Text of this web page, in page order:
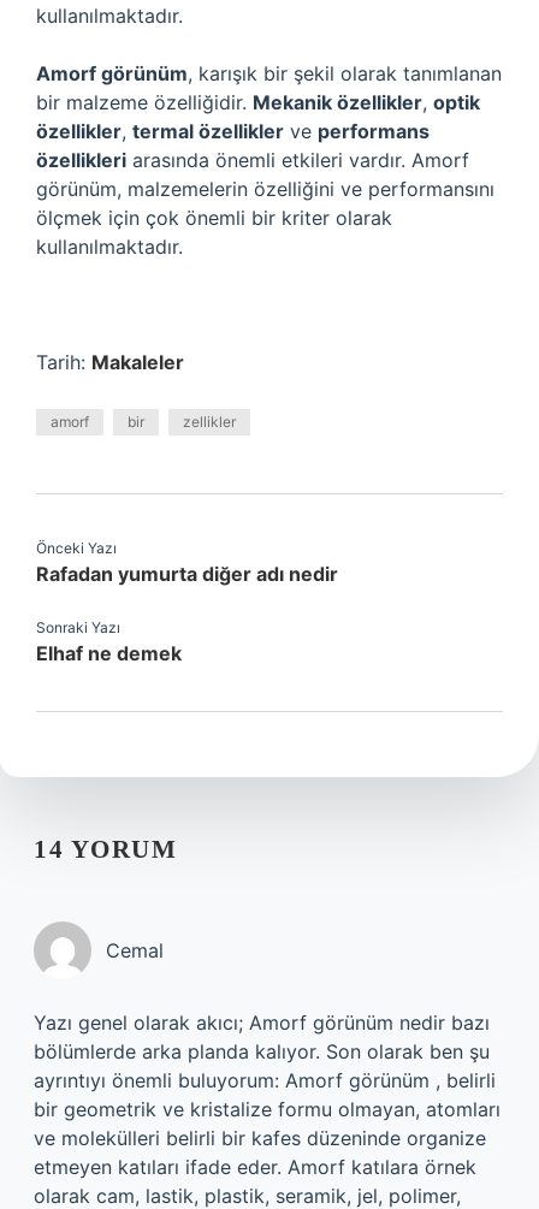
kullanılmaktadır.
Amorf görünüm, karışık bir şekil olarak tanımlanan
bir malzeme özelliğidir. Mekanik özellikler, optik
özellikler, termal özellikler ve performans
özellikleri arasında önemli etkileri vardır. Amorf
görünüm, malzemelerin özelliğini ve performansını
ölçmek için çok önemli bir kriter olarak
kullanılmaktadır.
Tarih: Makaleler
amorf bir zellikler
Önceki Yazı
Rafadan yumurta diğer adı nedir
Sonraki Yazı
Elhaf ne demek
14 YORUM
Cemal
Yazı genel olarak akıcı; Amorf görünüm nedir bazı
bölümlerde arka planda kalıyor. Son olarak ben şu
ayrıntıyı önemli buluyorum: Amorf görünüm , belirli
bir geometrik ve kristalize formu olmayan, atomları
ve molekülleri belirli bir kafes düzeninde organize
etmeyen katıları ifade eder. Amorf katılara örnek
olarak cam, lastik, plastik, seramik, jel, polimer,